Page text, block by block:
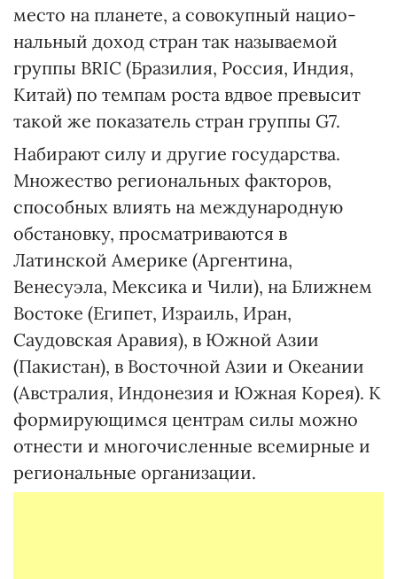
место на планете, а совокупный нацио­
нальный доход стран так называемой
группы BRIC (Бразилия, Россия, Индия,
Китай) по темпам роста вдвое превысит
такой же показатель стран группы G7.
Набирают силу и другие государства.
Множество региональных факторов,
способных влиять на меж­дународную
обстановку, просматриваются в
Латинской Америке (Аргентина,
Венесуэла, Мексика и Чили), на Ближнем
Востоке (Египет, Израиль, Иран,
Саудовская Аравия), в Южной Азии
(Пакистан), в Восточной Азии и Океании
(Австралия, Индонезия и Южная Корея). К
формирующимся центрам силы можно
отнести и многочисленные всемирные и
региональные организации.